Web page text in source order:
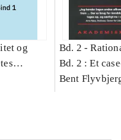
og
Bd. 2 -
Bd. 2 : Et
studie af
Bent